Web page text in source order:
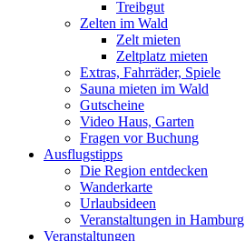
Treibgut
Zelten im Wald
Zelt mieten
Zeltplatz mieten
Extras, Fahrräder, Spiele
Sauna mieten im Wald
Gutscheine
Video Haus, Garten
Fragen vor Buchung
Ausflugstipps
Die Region entdecken
Wanderkarte
Urlaubsideen
Veranstaltungen in Hamburg
Veranstaltungen